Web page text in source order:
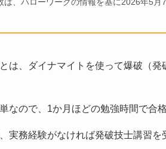
は、ダイナマイトを使って爆破（
なので、1か月ほどの勉強時間で合
実務経験がなければ発破技士講習を